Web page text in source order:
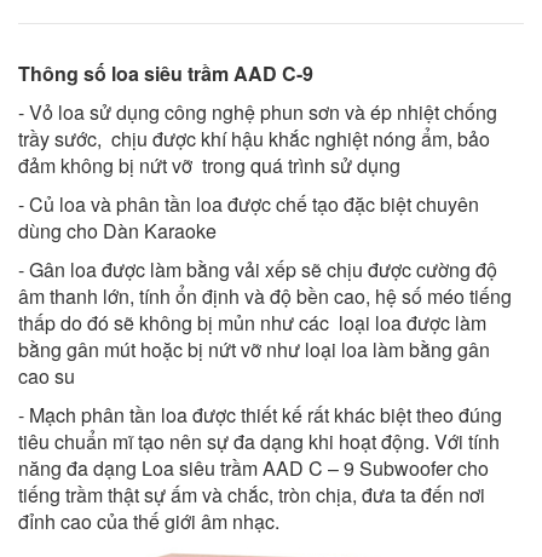
Thông số loa siêu trầm AAD C-9
- Vỏ loa sử dụng công nghệ phun sơn và ép nhiệt chống
trầy sước, chịu được khí hậu khắc nghiệt nóng ẩm, bảo
đảm không bị nứt vỡ trong quá trình sử dụng
- Củ loa và phân tần loa được chế tạo đặc biệt chuyên
dùng cho Dàn Karaoke
- Gân loa được làm bằng vải xếp sẽ chịu được cường độ
âm thanh lớn, tính ổn định và độ bền cao, hệ số méo tiếng
thấp do đó sẽ không bị mủn như các loại loa được làm
bằng gân mút hoặc bị nứt vỡ như loại loa làm bằng gân
cao su
- Mạch phân tần loa được thiết kế rất khác biệt theo đúng
tiêu chuẩn mĩ tạo nên sự đa dạng khi hoạt động. Với tính
năng đa dạng Loa siêu trầm AAD C – 9 Subwoofer cho
tiếng trầm thật sự ấm và chắc, tròn chịa, đưa ta đến nơi
đỉnh cao của thế giới âm nhạc.